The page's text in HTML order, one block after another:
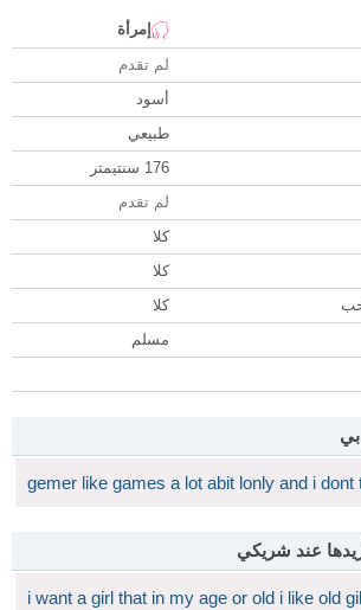
إمرأة
لم تقدم
أسود
طبيعي
176 سنتيمتر
لم تقدم
كلا
كلا
كلا
مسلم
gemer like games a lot abit lonly and i dont
عند شريكي
i want a girl that in my age or old i like old